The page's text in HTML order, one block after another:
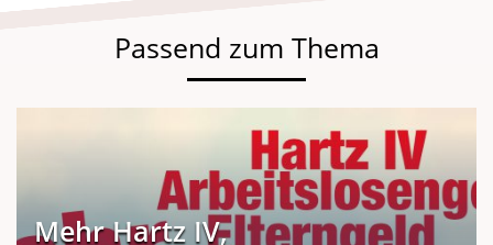
Passend zum Thema
Mehr Hartz IV,